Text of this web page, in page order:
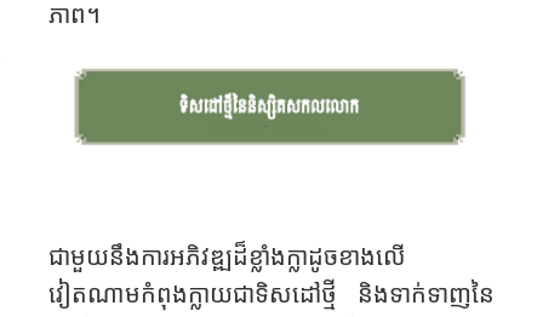
ភាព។
ជាមួយនឹងការអភិវឌ្ឍដ៏ខ្លាំងក្លាដូចខាងលើ
វៀតណាមកំពុងក្លាយជាទិសដៅថ្មី និងទាក់ទាញនៃ